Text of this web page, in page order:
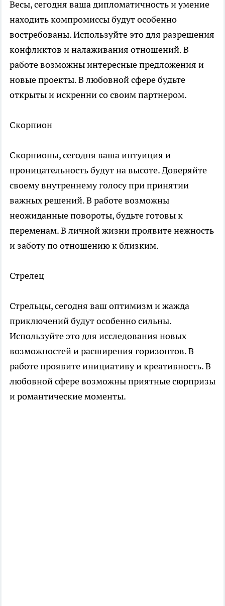
Весы, сегодня ваша дипломатичность и умение
находить компромиссы будут особенно
востребованы. Используйте это для разрешения
конфликтов и налаживания отношений. В
работе возможны интересные предложения и
новые проекты. В любовной сфере будьте
открыты и искренни со своим партнером.
Скорпион
Скорпионы, сегодня ваша интуиция и
проницательность будут на высоте. Доверяйте
своему внутреннему голосу при принятии
важных решений. В работе возможны
неожиданные повороты, будьте готовы к
переменам. В личной жизни проявите нежность
и заботу по отношению к близким.
Стрелец
Стрельцы, сегодня ваш оптимизм и жажда
приключений будут особенно сильны.
Используйте это для исследования новых
возможностей и расширения горизонтов. В
работе проявите инициативу и креативность. В
любовной сфере возможны приятные сюрпризы
и романтические моменты.